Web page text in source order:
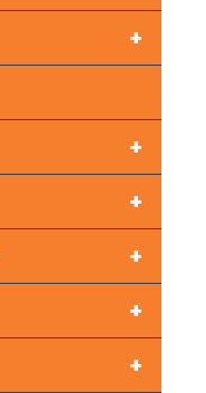
+
+
+
+
+
+